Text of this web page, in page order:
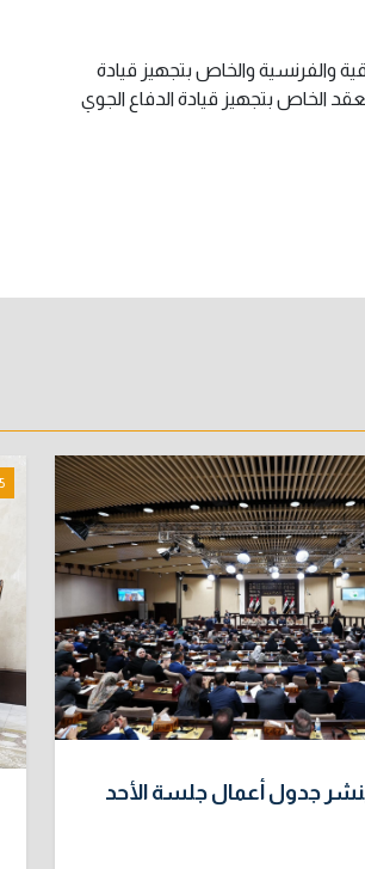
والفرنسية والخاص بتجهيز قيادة
الخاص بتجهيز قيادة الدفاع الجوي
ينشر جدول أعمال جلسة الأحد